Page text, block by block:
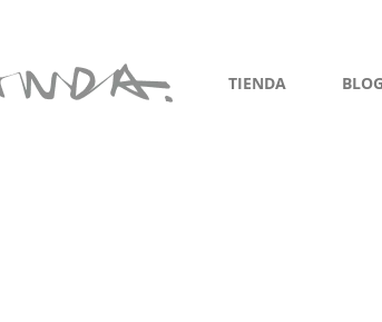
TIENDA BLOG